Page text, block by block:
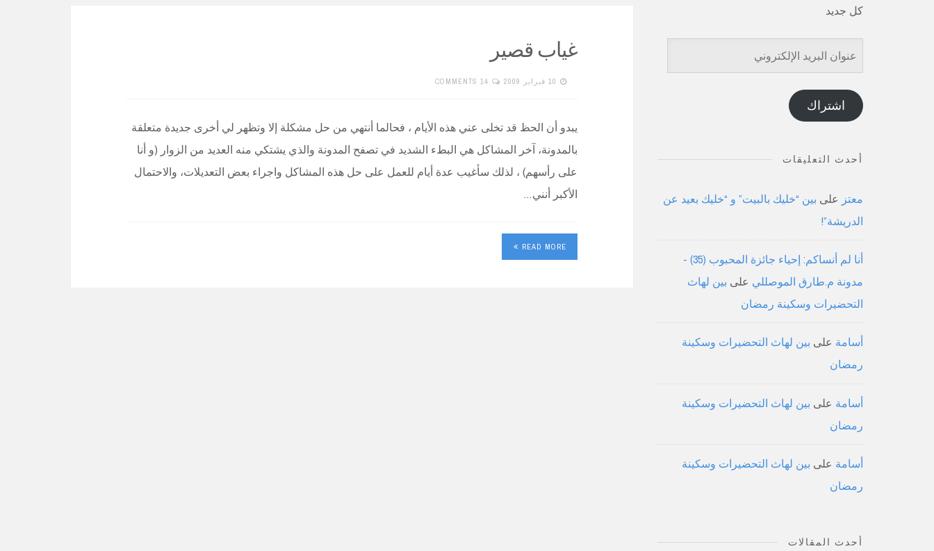
غياب قصير
10 فبراير 2009 14 COMMENTS
يبدو أن الحظ قد تخلى عني هذه الأيام ، فحالما أنتهي من حل مشكلة إلا وتظهر لي أخرى جديدة متعلقة
بالمدونة، آخر المشاكل هي البطء الشديد في تصفح المدونة والذي يشتكي منه العديد من الزوار (و أنا
على رأسهم) ، لذلك سأغيب عدة أيام للعمل على حل هذه المشاكل واجراء بعض التعديلات، والاحتمال
الأكبر أنني…
READ MORE
كل جديد
عنوان
البريد
الإلكتروني
اشتراك
أحدث التعليقات
معتز على بين “خليك بالبيت” و “خليك بعيد عن
الدريشة”!
أنا لم أنساكم: إحياء جائزة المحبوب (35) -
مدونة م.طارق الموصللي على بين لهاث
التحضيرات وسكينة رمضان
أسامة على بين لهاث التحضيرات وسكينة
رمضان
أسامة على بين لهاث التحضيرات وسكينة
رمضان
أسامة على بين لهاث التحضيرات وسكينة
رمضان
أحدث المقالات